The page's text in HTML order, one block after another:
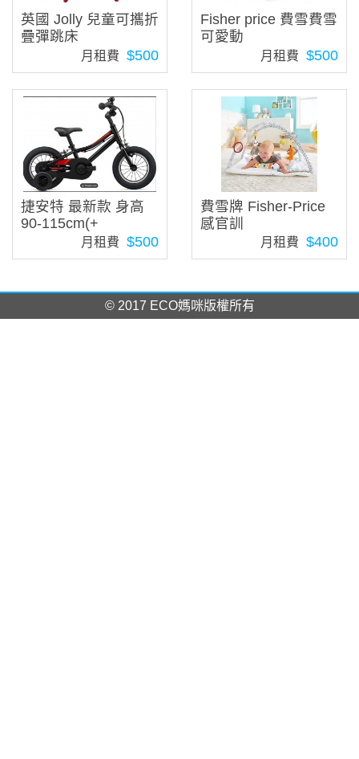
英國 Jolly 兒童可攜折
疊彈跳床
月租費 $500
Fisher price 費雪費雪
可愛動
月租費 $500
捷安特 最新款 身高
90-115cm(+
月租費 $500
費雪牌 Fisher-Price
感官訓
月租費 $400
© 2017 ECO媽咪版權所有